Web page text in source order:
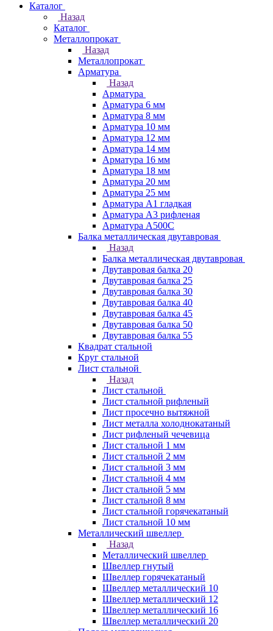
Каталог
Назад
Каталог
Металлопрокат
Назад
Металлопрокат
Арматура
Назад
Арматура
Арматура 6 мм
Арматура 8 мм
Арматура 10 мм
Арматура 12 мм
Арматура 14 мм
Арматура 16 мм
Арматура 18 мм
Арматура 20 мм
Арматура 25 мм
Арматура А1 гладкая
Арматура А3 рифленая
Арматура А500С
Балка металлическая двутавровая
Назад
Балка металлическая двутавровая
Двутавровая балка 20
Двутавровая балка 25
Двутавровая балка 30
Двутавровая балка 40
Двутавровая балка 45
Двутавровая балка 50
Двутавровая балка 55
Квадрат стальной
Круг стальной
Лист стальной
Назад
Лист стальной
Лист стальной рифленый
Лист просечно вытяжной
Лист металла холоднокатаный
Лист рифленый чечевица
Лист стальной 1 мм
Лист стальной 2 мм
Лист стальной 3 мм
Лист стальной 4 мм
Лист стальной 5 мм
Лист стальной 8 мм
Лист стальной горячекатаный
Лист стальной 10 мм
Металлический швеллер
Назад
Металлический швеллер
Швеллер гнутый
Швеллер горячекатаный
Швеллер металлический 10
Швеллер металлический 12
Швеллер металлический 16
Швеллер металлический 20